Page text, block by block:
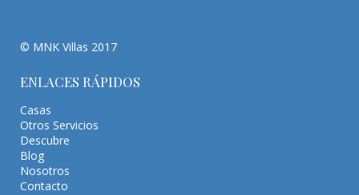
© MNK Villas 2017
ENLACES RÁPIDOS
Casas
Otros Servicios
Descubre
Blog
Nosotros
Contacto